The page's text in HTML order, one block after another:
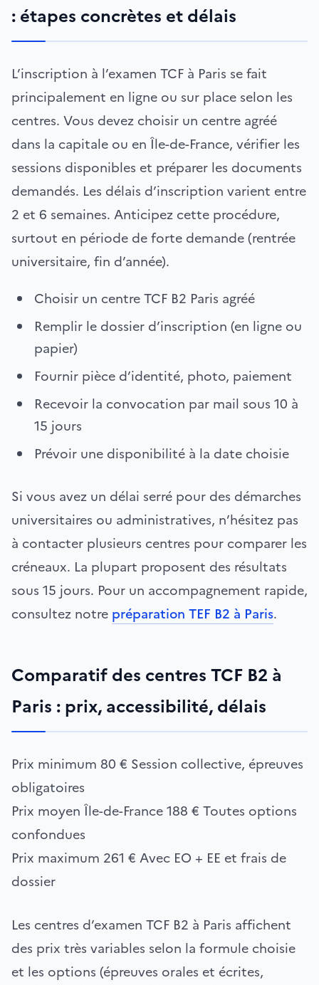
: étapes concrètes et délais
L’inscription à l’examen TCF à Paris se fait
principalement en ligne ou sur place selon les
centres. Vous devez choisir un centre agréé
dans la capitale ou en Île-de-France, vérifier les
sessions disponibles et préparer les documents
demandés. Les délais d’inscription varient entre
2 et 6 semaines. Anticipez cette procédure,
surtout en période de forte demande (rentrée
universitaire, fin d’année).
Choisir un centre TCF B2 Paris agréé
Remplir le dossier d’inscription (en ligne ou
papier)
Fournir pièce d’identité, photo, paiement
Recevoir la convocation par mail sous 10 à
15 jours
Prévoir une disponibilité à la date choisie
Si vous avez un délai serré pour des démarches
universitaires ou administratives, n’hésitez pas
à contacter plusieurs centres pour comparer les
créneaux. La plupart proposent des résultats
sous 15 jours. Pour un accompagnement rapide,
consultez notre préparation TEF B2 à Paris.
Comparatif des centres TCF B2 à
Paris : prix, accessibilité, délais
Prix minimum 80 € Session collective, épreuves
obligatoires
Prix moyen Île-de-France188 € Toutes options
confondues
Prix maximum 261 € Avec EO + EE et frais de
dossier
Les centres d’examen TCF B2 à Paris affichent
des prix très variables selon la formule choisie
et les options (épreuves orales et écrites,